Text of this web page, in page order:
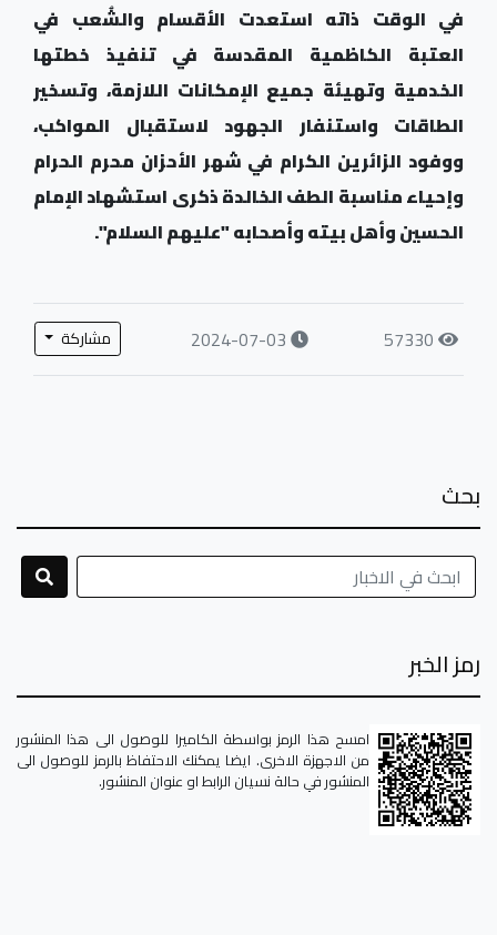
في الوقت ذاته استعدت الأقسام والشُعب في
العتبة الكاظمية المقدسة في تنفيذ خطتها
الخدمية وتهيئة جميع الإمكانات اللازمة، وتسخير
الطاقات واستنفار الجهود لاستقبال المواكب،
ووفود الزائرين الكرام في شهر الأحزان محرم الحرام
وإحياء مناسبة الطف الخالدة ذكرى استشهاد الإمام
الحسين وأهل بيته وأصحابه "عليهم السلام".
57330
2024-07-03 مشاركة
بحث
رمز الخبر
امسح هذا الرمز بواسطة الكاميرا للوصول الى هذا المنشور
من الاجهزة الاخرى. ايضا يمكنك الاحتفاظ بالرمز للوصول الى
المنشور في حالة نسيان الرابط او عنوان المنشور.